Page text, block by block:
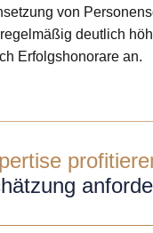
von
deutlich
Erfolgshonorare an.